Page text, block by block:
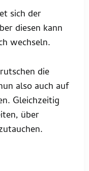
sich der
diesen kann
wechseln.
die
also auch auf
Gleichzeitig
über